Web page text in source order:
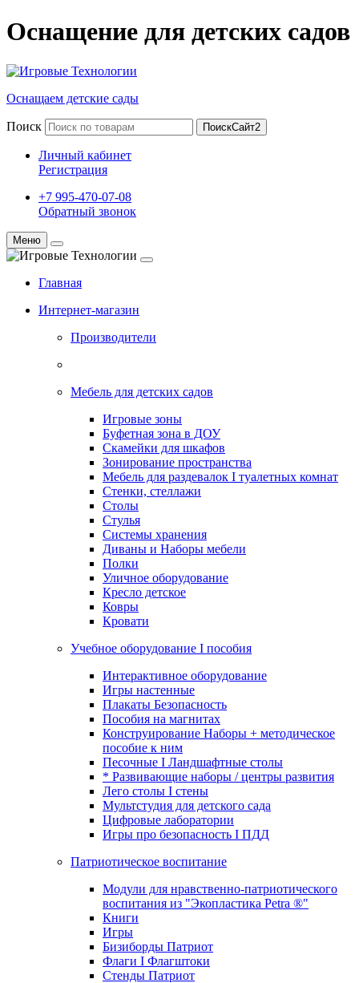
Оснащение для детских садов
Оснащаем детские сады
Поиск ПоискСайт2
Личный кабинет
Регистрация
+7 995-470-07-08
Обратный звонок
Меню
Главная
Интернет-магазин
Производители
Мебель для детских садов
Игровые зоны
Буфетная зона в ДОУ
Скамейки для шкафов
Зонирование пространства
Мебель для раздевалок I туалетных комнат
Стенки, стеллажи
Столы
Стулья
Системы хранения
Диваны и Наборы мебели
Полки
Уличное оборудование
Кресло детское
Ковры
Кровати
Учебное оборудование I пособия
Интерактивное оборудование
Игры настенные
Плакаты Безопасность
Пособия на магнитах
Конструирование Наборы + методическое
пособие к ним
Песочные I Ландшафтные столы
* Развивающие наборы / центры развития
Лего столы I стены
Мультстудия для детского сада
Цифровые лаборатории
Игры про безопасность I ПДД
Патриотическое воспитание
Модули для нравственно-патриотического
воспитания из "Экопластика Petra ®"
Книги
Игры
Бизиборды Патриот
Флаги I Флагштоки
Стенды Патриот